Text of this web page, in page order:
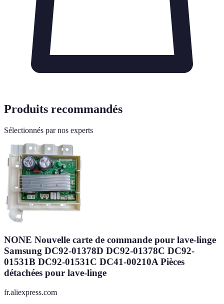
Produits recommandés
Sélectionnés par nos experts
NONE Nouvelle carte de commande pour lave-linge
Samsung DC92-01378D DC92-01378C DC92-
01531B DC92-01531C DC41-00210A Pièces
détachées pour lave-linge
fr.aliexpress.com